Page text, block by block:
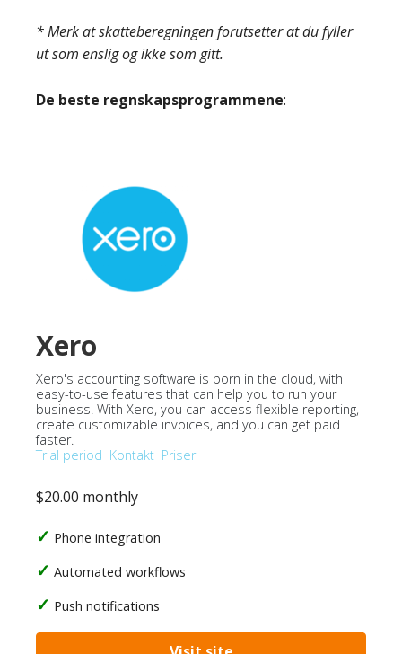
* Merk at skatteberegningen forutsetter at du fyller
ut som enslig og ikke som gitt.
De beste regnskapsprogrammene:
Xero
Xero's accounting software is born in the cloud, with
easy-to-use features that can help you to run your
business. With Xero, you can access flexible reporting,
create customizable invoices, and you can get paid
faster.
Trial period Kontakt Priser
$20.00 monthly
Phone integration
Automated workflows
Push notifications